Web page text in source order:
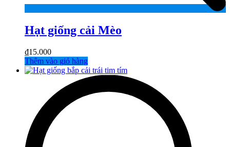
Hạt giống cải Mèo
₫15.000
Thêm vào giỏ hàng